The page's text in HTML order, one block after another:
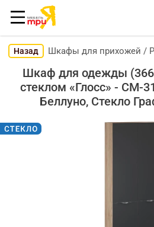
Назад Шкафы для прихожей /
Шкаф для одежды
стеклом «Глосс» - СМ-
Беллуно, Стекло